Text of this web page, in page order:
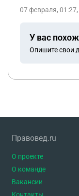
07 февраля, 01:27
У вас
Опишите свои
Правовед.ru
О проекте
О команде
Вакансии